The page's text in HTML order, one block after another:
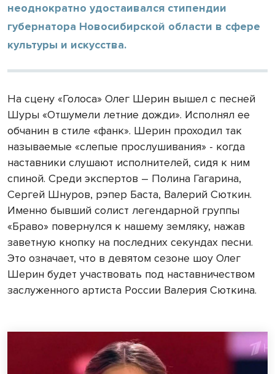
неоднократно удостаивался стипендии
губернатора Новосибирской области в сфере
культуры и искусства.
На сцену «Голоса» Олег Шерин вышел с песней
Шуры «Отшумели летние дожди». Исполнял ее
обчанин в стиле «фанк». Шерин проходил так
называемые «слепые прослушивания» - когда
наставники слушают исполнителей, сидя к ним
спиной. Среди экспертов – Полина Гагарина,
Сергей Шнуров, рэпер Баста, Валерий Сюткин.
Именно бывший солист легендарной группы
«Браво» повернулся к нашему земляку, нажав
заветную кнопку на последних секундах песни.
Это означает, что в девятом сезоне шоу Олег
Шерин будет участвовать под наставничеством
заслуженного артиста России Валерия Сюткина.